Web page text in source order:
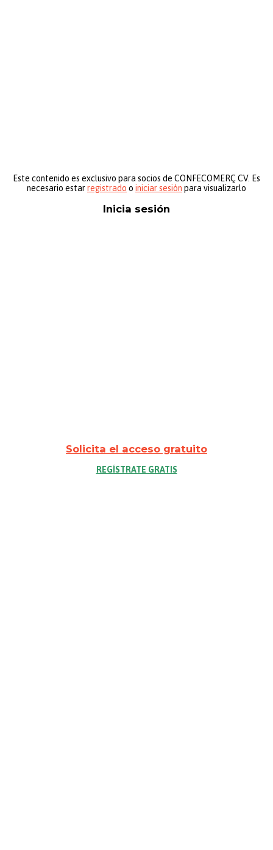
Este contenido es exclusivo para socios de CONFECOMERÇ CV. Es
necesario estarregistrado o iniciar sesión para visualizarlo
Inicia sesión
Solicita el acceso gratuito
REGÍSTRATE GRATIS